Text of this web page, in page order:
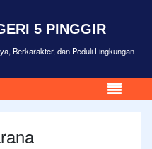
5 PINGGIR
Berkarakter, dan Peduli Lingkungan